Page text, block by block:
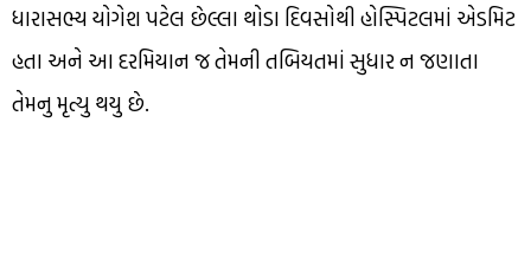
ધારાસભ્ય યોગેશ પટેલ છેલ્લા થોડા દિવસોથી હોસ્પિટલમાં એડમિટ
હતા અને આ દરમિયાન જ તેમની તબિયતમાં સુધાર ન જણાતા
તેમનુ મૃત્યુ થયુ છે.